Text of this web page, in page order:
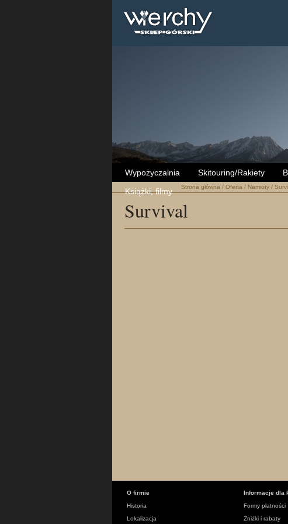
Wypożyczalnia Skitouring/Rakiety
Książki, filmy
Strona główna / Oferta / Namioty /
Survival
O firmie
Historia
Lokalizacja
Informacje dla
Formy płatności
Zniżki i rabaty